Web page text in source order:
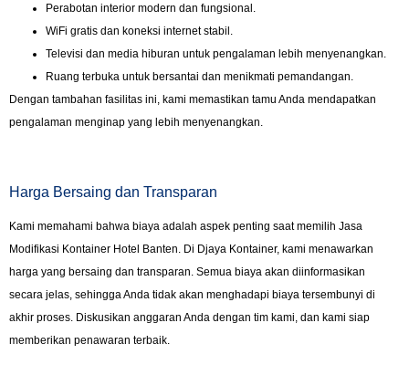
Perabotan interior modern dan fungsional.
WiFi gratis dan koneksi internet stabil.
Televisi dan media hiburan untuk pengalaman lebih menyenangkan.
Ruang terbuka untuk bersantai dan menikmati pemandangan.
Dengan tambahan fasilitas ini, kami memastikan tamu Anda mendapatkan
pengalaman menginap yang lebih menyenangkan.
Harga Bersaing dan Transparan
Kami memahami bahwa biaya adalah aspek penting saat memilih Jasa
Modifikasi Kontainer Hotel Banten. Di Djaya Kontainer, kami menawarkan
harga yang bersaing dan transparan. Semua biaya akan diinformasikan
secara jelas, sehingga Anda tidak akan menghadapi biaya tersembunyi di
akhir proses. Diskusikan anggaran Anda dengan tim kami, dan kami siap
memberikan penawaran terbaik.